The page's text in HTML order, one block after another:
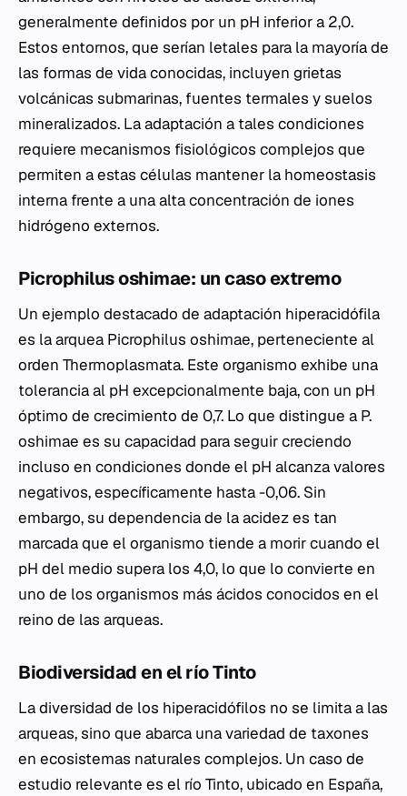
generalmente definidos por un pH inferior a 2,0.
Estos entornos, que serían letales para la mayoría de
las formas de vida conocidas, incluyen grietas
volcánicas submarinas, fuentes termales y suelos
mineralizados. La adaptación a tales condiciones
requiere mecanismos fisiológicos complejos que
permiten a estas células mantener la homeostasis
interna frente a una alta concentración de iones
hidrógeno externos.
Picrophilus oshimae: un caso extremo
Un ejemplo destacado de adaptación hiperacidófila
es la arquea Picrophilus oshimae, perteneciente al
orden Thermoplasmata. Este organismo exhibe una
tolerancia al pH excepcionalmente baja, con un pH
óptimo de crecimiento de 0,7. Lo que distingue a P.
oshimae es su capacidad para seguir creciendo
incluso en condiciones donde el pH alcanza valores
negativos, específicamente hasta -0,06. Sin
embargo, su dependencia de la acidez es tan
marcada que el organismo tiende a morir cuando el
pH del medio supera los 4,0, lo que lo convierte en
uno de los organismos más ácidos conocidos en el
reino de las arqueas.
Biodiversidad en el río Tinto
La diversidad de los hiperacidófilos no se limita a las
arqueas, sino que abarca una variedad de taxones
en ecosistemas naturales complejos. Un caso de
estudio relevante es el río Tinto, ubicado en España,